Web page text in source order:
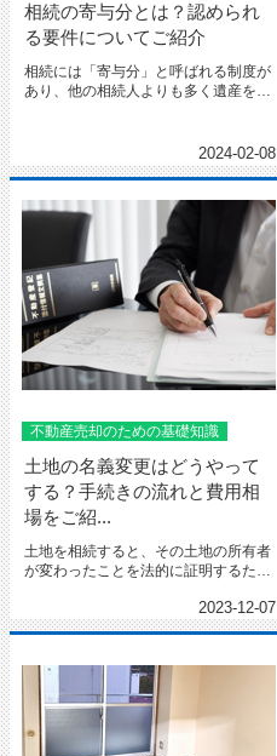
相続の寄与分とは？認められ
る要件についてご紹介
相続には「寄与分」と呼ばれる制度が
あり、他の相続人よりも多く遺産を相
2024-02-08
不動産売却のための基礎知識
土地の名義変更はどうやって
する？手続きの流れと費用相
場をご紹...
土地を相続すると、その土地の所有者
が変わったことを法的に証明するた
2023-12-07